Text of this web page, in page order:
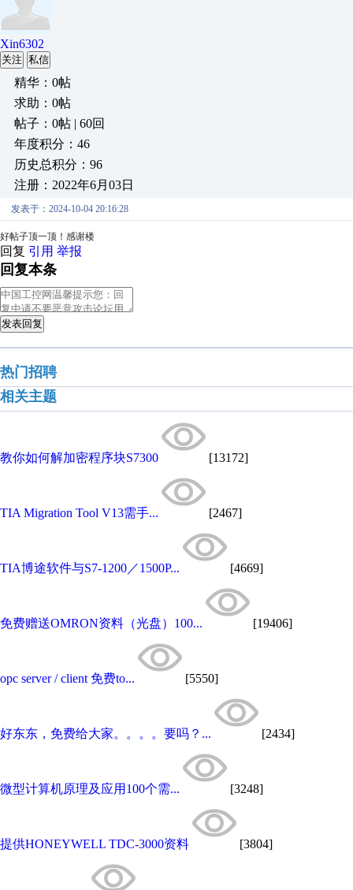
Xin6302
关注 私信
精华：0帖
求助：0帖
帖子：0帖 | 60回
年度积分：46
历史总积分：96
注册：2022年6月03日
发表于：2024-10-04 20:16:28
好帖子顶一顶！感谢楼
回复 引用 举报
回复本条
发表回复
热门招聘
相关主题
教你如何解加密程序块S7300 [13172]
TIA Migration Tool V13需手... [2467]
TIA博途软件与S7-1200／1500P... [4669]
免费赠送OMRON资料（光盘）100... [19406]
opc server / client 免费to... [5550]
好东东，免费给大家。。。。要吗？... [2434]
微型计算机原理及应用100个需... [3248]
提供HONEYWELL TDC-3000资料 [3804]